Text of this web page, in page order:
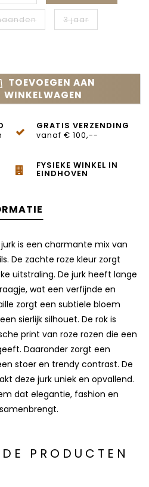
3 jaar
TOEVOEGEN AAN
WINKELWAGEN
GRATIS VERZENDING
vanaf € 100,--
FYSIEKE WINKEL IN
EINDHOVEN
is een charmante mix van
De zachte roze kleur zorgt
uitstraling. De jurk heeft lange
wat een verfijnde en
zorgt een subtiele bloem
sierlijk silhouet. De rok is
print van roze rozen die een
Daaronder zorgt een
stoer en trendy contrast. De
deze jurk uniek en opvallend.
dat elegantie, fashion en
PRODUCTEN